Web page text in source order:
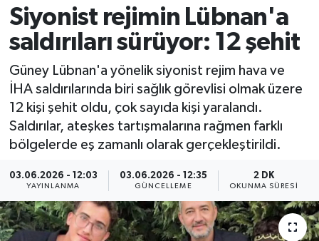
Siyonist rejimin Lübnan'a
saldırıları sürüyor: 12 şehit
Güney Lübnan'a yönelik siyonist rejim hava ve
İHA saldırılarında biri sağlık görevlisi olmak üzere
12 kişi şehit oldu, çok sayıda kişi yaralandı.
Saldırılar, ateşkes tartışmalarına rağmen farklı
bölgelerde eş zamanlı olarak gerçekleştirildi.
03.06.2026 - 12:03
YAYINLANMA
03.06.2026 - 12:35
GÜNCELLEME
2 DK
OKUNMA SÜRESI
Eği̇ti̇m
Resmi İlanlar
Sağlık
Si̇yaset
Spor
Yaşam
Süper Lig Puan Durumu ve Fikstür
Tüm Manşetler
Son Dakika Haberleri
Haber Arşivi